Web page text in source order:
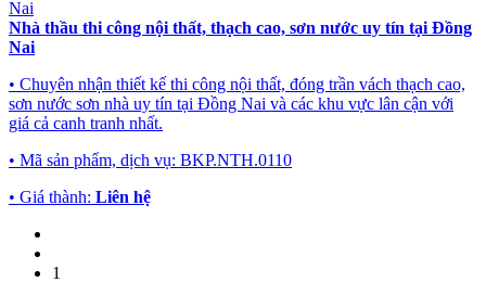
Nhà thầu thi công nội thất, thạch cao, sơn nước uy tín tại Đồng
Nai
• Chuyên nhận thiết kế thi công nội thất, đóng trần vách thạch cao,
sơn nước sơn nhà uy tín tại Đồng Nai và các khu vực lân cận với
giá cả canh tranh nhất.
• Mã sản phẩm, dịch vụ: BKP.NTH.0110
• Giá thành: Liên hệ
1